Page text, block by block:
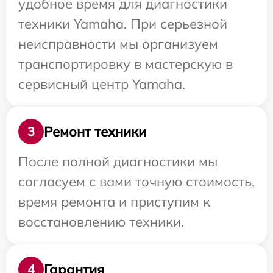
удобное время для диагностики
техники Yamaha. При серьезной
неисправности мы организуем
транспортировку в мастерскую в
сервисный центр Yamaha.
3
Ремонт техники
После полной диагностики мы
согласуем с вами точную стоимость,
время ремонта и приступим к
восстановлению техники.
4 Гарантия